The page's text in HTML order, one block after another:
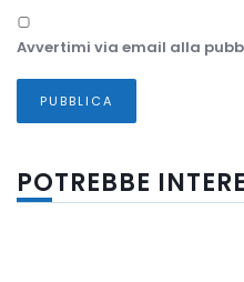
Avvertimi via email alla
POTREBBE